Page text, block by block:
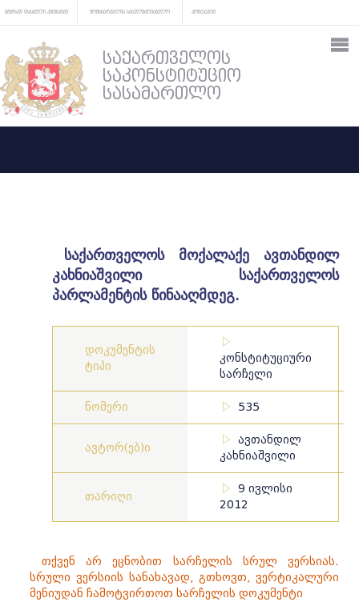
ხშირად დასმული კითხვები მომხმარებლის სახელმძღვანელო კონტაქტი
საქართველოს
საკონსტიტუციო
სასამართლო
საქართველოს მოქალაქე ავთანდილ
კახნიაშვილი საქართველოს
პარლამენტის წინააღმდეგ.
დოკუმენტის
ტიპი
კონსტიტუციური
სარჩელი
ნომერი 535
ავტორ(ებ)ი
ავთანდილ
კახნიაშვილი
თარიღი
9 ივლისი
2012
თქვენ არ ეცნობით სარჩელის სრულ ვერსიას.
სრული ვერსიის სანახავად, გთხოვთ, ვერტიკალური
მენიუდან ჩამოტვირთოთ სარჩელის დოკუმენტი